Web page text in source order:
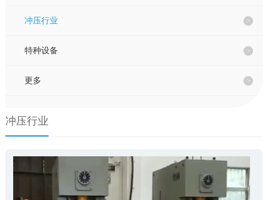
冲压行业
特种设备
更多
冲压行业